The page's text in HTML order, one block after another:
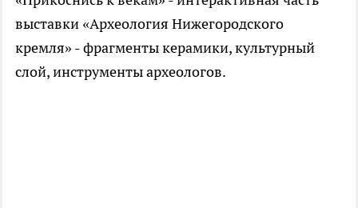
выставки «Археология Нижегородского
кремля» - фрагменты керамики, культурный
слой, инструменты археологов.